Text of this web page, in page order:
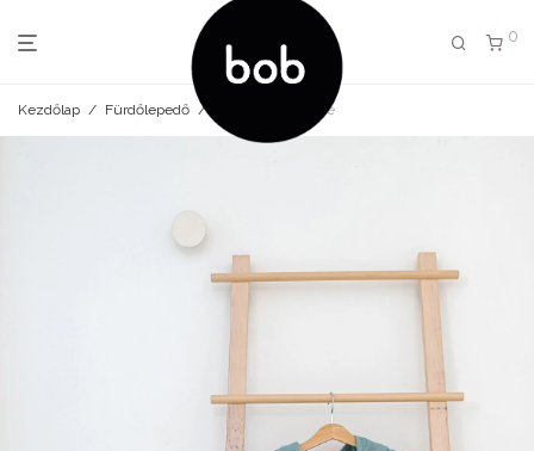
0
Kezdőlap / Fürdőlepedő / Poncsó dusty blue